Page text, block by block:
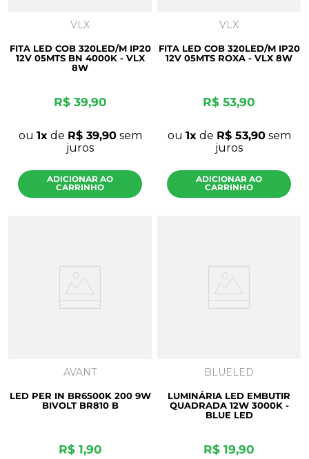
VLX
FITA LED COB 320LED/M IP20
12V 05MTS BN 4000K - VLX
8W
R$ 39,90
ou 1 de R$ 39,90sem
juros
ADICIONAR AO
CARRINHO
VLX
FITA LED COB 320LED/M IP20
12V 05MTS ROXA - VLX 8W
R$ 53,90
ou 1 de R$ 53,90sem
juros
ADICIONAR AO
CARRINHO
AVANT
LED PER IN BR6500K 200 9W
BIVOLT BR810 B
R$ 1,90
BLUELED
LUMINÁRIA LED EMBUTIR
QUADRADA 12W 3000K -
BLUE LED
R$ 19,90